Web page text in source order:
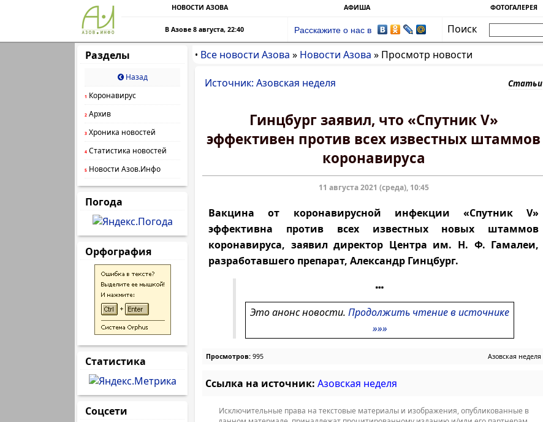
НОВОСТИ АЗОВА АФИША ФОТОГАЛЕРЕЯ
В Азове 8 августа, 22:40 Расскажите о нас в
Поиск
Разделы
Назад
1 Коронавирус
2 Архив
3 Хроника новостей
4 Статистика новостей
5 Новости Азов.Инфо
Погода
Орфография
Статистика
Соцсети
• Все новости Азова » Новости Азова » Просмотр новости
Источник: Азовская неделя Статьи
Гинцбург заявил, что «Спутник V»
эффективен против всех известных штаммов
коронавируса
11 августа 2021 (среда), 10:45
Вакцина от коронавирусной инфекции «Спутник V»
эффективна против всех известных новых штаммов
коронавируса, заявил директор Центра им. Н. Ф. Гамалеи,
разработавшего препарат, Александр Гинцбург.
Это анонс новости.Продолжить чтение в источнике
»»»
Просмотров: 995 Азовская неделя
Ссылка на источник: Азовская неделя
Исключительные права на текстовые материалы и изображения, опубликованные в